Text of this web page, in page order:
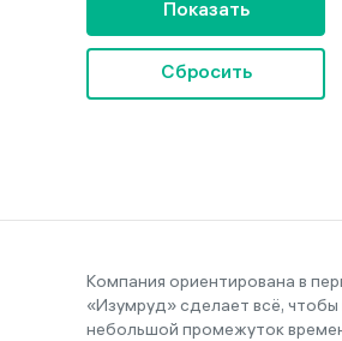
16,5-20
16,5-23,5
16-18
16-20
Показать
Сбросить
Компания ориентирована в
«Изумруд» сделает всё,
небольшой промежуток